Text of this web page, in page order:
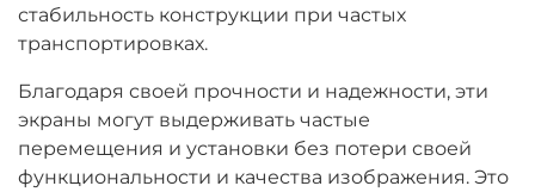
стабильность конструкции при частых
транспортировках.
Благодаря своей прочности и надежности, эти
экраны могут выдерживать частые
перемещения и установки без потери своей
функциональности и качества изображения. Это